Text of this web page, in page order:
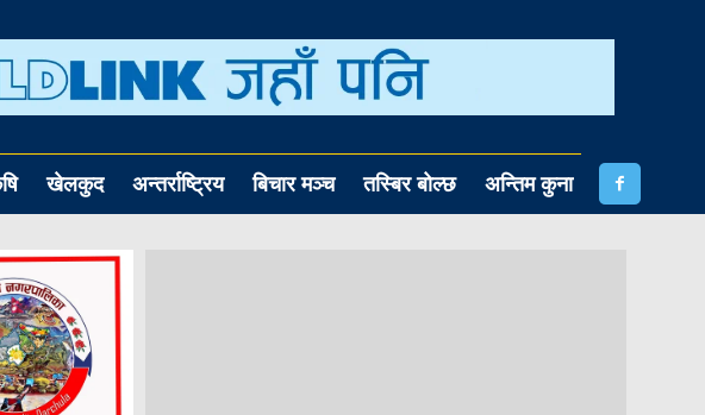
खेलकुद अन्तर्राष्ट्रिय बिचार मञ्च तस्बिर बोल्छ अन्तिम कुना